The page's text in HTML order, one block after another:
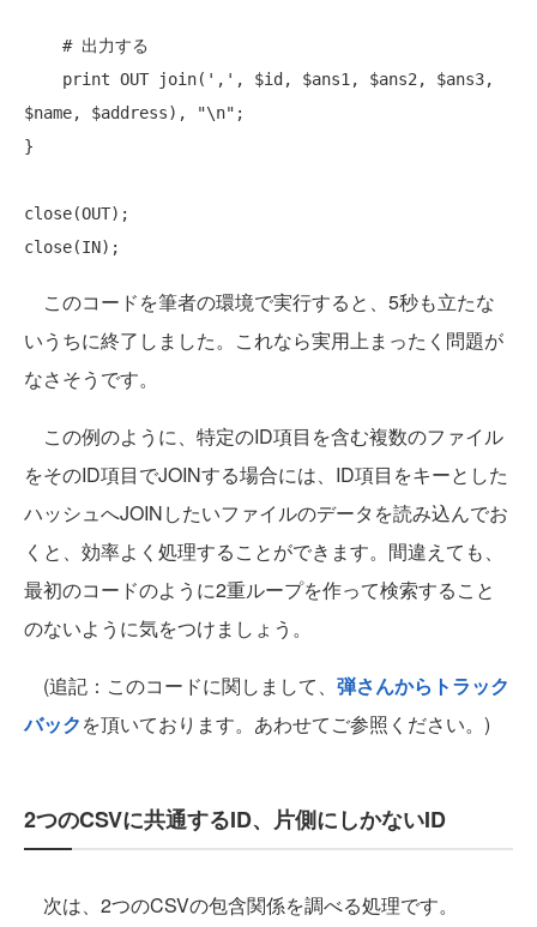
# 出力する
print OUT join(',', $id, $ans1, $ans2, $ans3,
$name, $address),
"\n" ;
}
close
close
このコードを筆者の環境で実行すると、5秒も立たな
いうちに終了しました。これなら実用上まったく問題が
なさそうです。
この例のように、特定のID項目を含む複数のファイル
をそのID項目でJOINする場合には、ID項目をキーとした
ハッシュへJOINしたいファイルのデータを読み込んでお
くと、効率よく処理することができます。間違えても、
最初のコードのように2重ループを作って検索すること
のないように気をつけましょう。
(追記：このコードに関しまして、 弾さんからトラック
バックを頂いております。あわせてご参照ください。)
2つのCSVに共通するID、片側にしかないID
次は、2つのCSVの包含関係を調べる処理です。